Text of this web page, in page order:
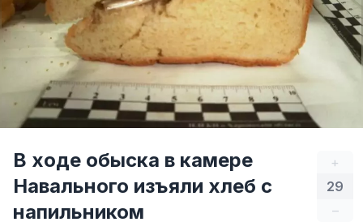
+
29
–
В ходе обыска в камере
Навального изъяли хлеб с
напильником